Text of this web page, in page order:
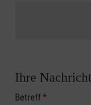
Ihre Nachricht
Betreff*